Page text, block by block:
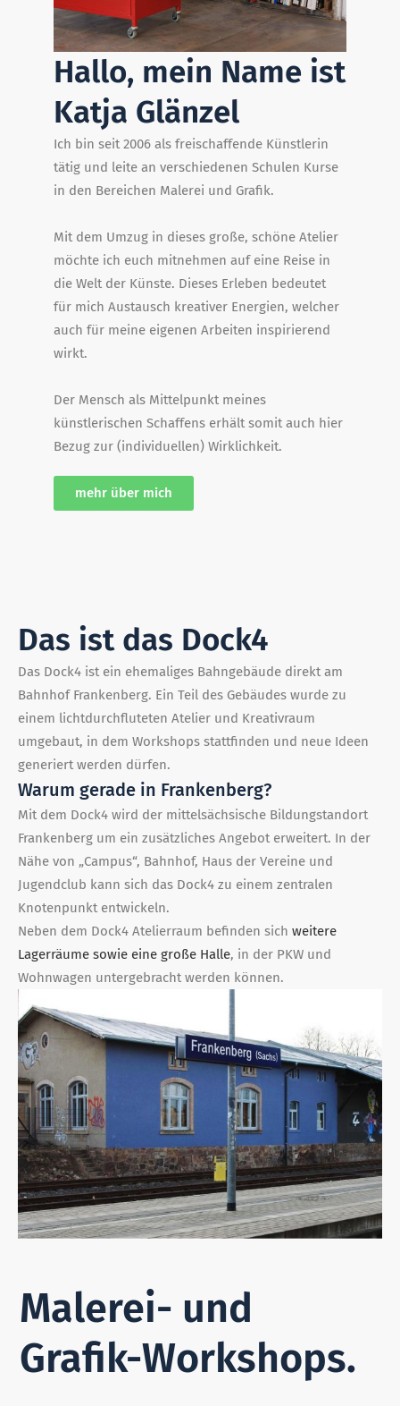
Hallo, mein Name ist
Katja Glänzel
Ich bin seit 2006 als freischaffende Künstlerin
tätig und leite an verschiedenen Schulen Kurse
in den Bereichen Malerei und Grafik.
Mit dem Umzug in dieses große, schöne Atelier
möchte ich euch mitnehmen auf eine Reise in
die Welt der Künste. Dieses Erleben bedeutet
für mich Austausch kreativer Energien, welcher
auch für meine eigenen Arbeiten inspirierend
wirkt.
Der Mensch als Mittelpunkt meines
künstlerischen Schaffens erhält somit auch hier
Bezug zur (individuellen) Wirklichkeit.
mehr über mich
Das ist das Dock4
Das Dock4 ist ein ehemaliges Bahngebäude direkt am
Bahnhof Frankenberg. Ein Teil des Gebäudes wurde zu
einem lichtdurchfluteten Atelier und Kreativraum
umgebaut, in dem Workshops stattfinden und neue Ideen
generiert werden dürfen.
Warum gerade in Frankenberg?
Mit dem Dock4 wird der mittelsächsische Bildungstandort
Frankenberg um ein zusätzliches Angebot erweitert. In der
Nähe von „Campus“, Bahnhof, Haus der Vereine und
Jugendclub kann sich das Dock4 zu einem zentralen
Knotenpunkt entwickeln.
Neben dem Dock4 Atelierraum befinden sich weitere
Lagerräume sowie eine große Halle, in der PKW und
Wohnwagen untergebracht werden können.
Malerei- und
Grafik-Workshops.